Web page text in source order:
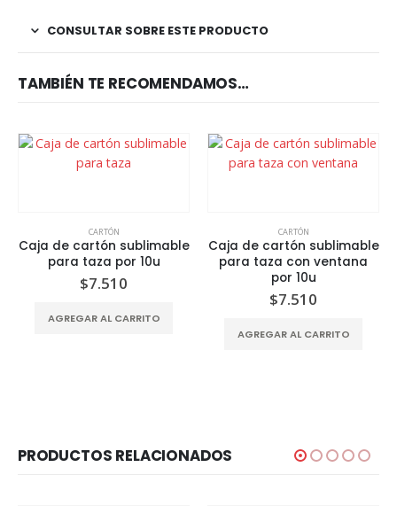
CONSULTAR SOBRE ESTE PRODUCTO
TAMBIÉN TE RECOMENDAMOS…
CARTÓN
Caja de cartón sublimable
para taza por 10u
$7.510
AGREGAR AL CARRITO
CARTÓN
Caja de cartón sublimable
para taza con ventana
por 10u
$7.510
AGREGAR AL CARRITO
PRODUCTOS RELACIONADOS